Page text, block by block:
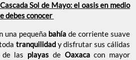
Cascada Sol de Mayo: el oasis en medio
debes conocer
una pequeña bahía de corriente suave
tranquilidady disfrutar sus cálidas
de las playas de Oaxacacon mayor